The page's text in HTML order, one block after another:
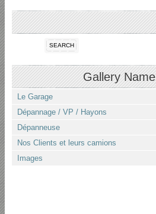
SEARCH
Gallery Name
Le Garage
Dépannage / VP / Hayons
Dépanneuse
Nos Clients et leurs camions
Images